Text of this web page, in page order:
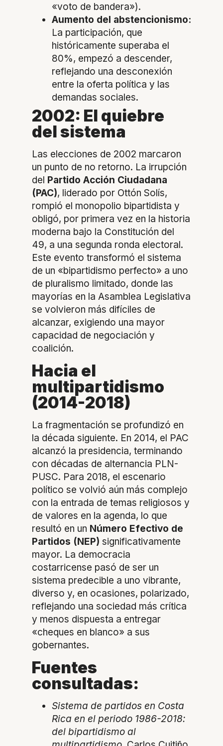
«voto de bandera»).
Aumento del abstencionismo:
La participación, que
históricamente superaba el
80%, empezó a descender,
reflejando una desconexión
entre la oferta política y las
demandas sociales.
2002: El quiebre
del sistema
Las elecciones de 2002 marcaron
un punto de no retorno. La irrupción
del Partido Acción Ciudadana
(PAC), liderado por Ottón Solís,
rompió el monopolio bipartidista y
obligó, por primera vez en la historia
moderna bajo la Constitución del
49, a una segunda ronda electoral.
Este evento transformó el sistema
de un «bipartidismo perfecto» a uno
de pluralismo limitado, donde las
mayorías en la Asamblea Legislativa
se volvieron más difíciles de
alcanzar, exigiendo una mayor
capacidad de negociación y
coalición.
Hacia el
multipartidismo
(2014-2018)
La fragmentación se profundizó en
la década siguiente. En 2014, el PAC
alcanzó la presidencia, terminando
con décadas de alternancia PLN-
PUSC. Para 2018, el escenario
político se volvió aún más complejo
con la entrada de temas religiosos y
de valores en la agenda, lo que
resultó en un Número Efectivo de
Partidos (NEP) significativamente
mayor. La democracia
costarricense pasó de ser un
sistema predecible a uno vibrante,
diverso y, en ocasiones, polarizado,
reflejando una sociedad más crítica
y menos dispuesta a entregar
«cheques en blanco» a sus
gobernantes.
Fuentes
consultadas:
Sistema de partidos en Costa
Rica en el periodo 1986-2018:
del bipartidismo al